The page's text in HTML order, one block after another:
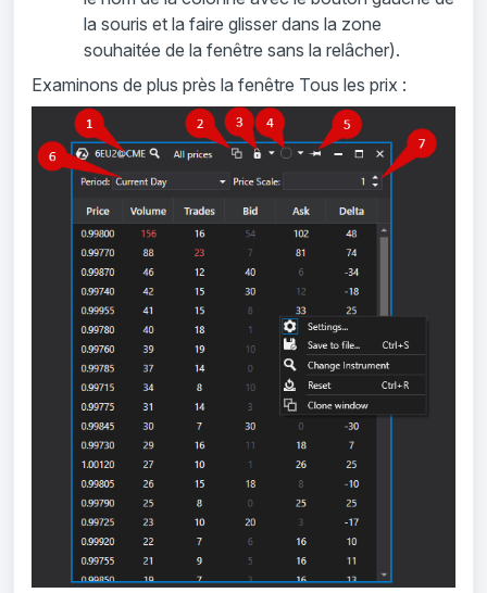
la souris et la faire glisser dans la zone
souhaitée de la fenêtre sans la relâcher).
Examinons de plus près la fenêtre Tous les prix :